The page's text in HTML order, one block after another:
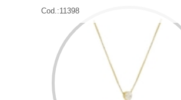
Cod.:11398